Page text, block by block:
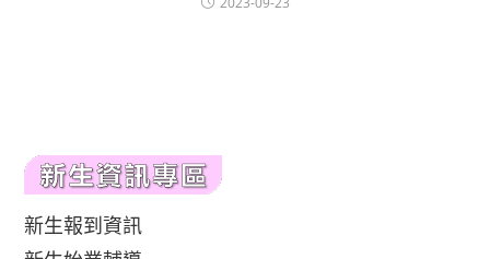
新生報到資訊